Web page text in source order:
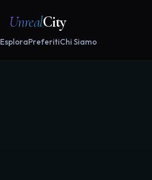
UnrealCity
EsploraPreferitiChi Siamo